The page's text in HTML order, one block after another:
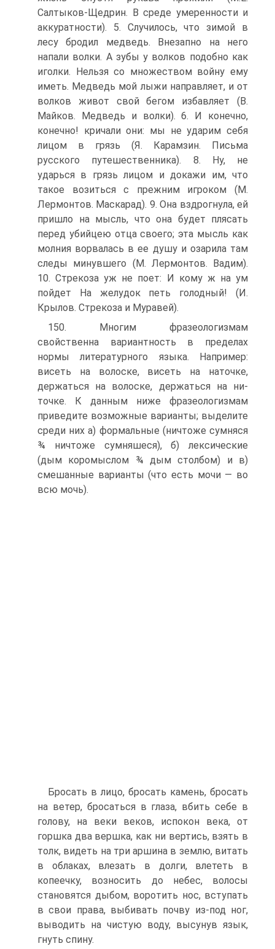
Салтыков-Щедрин. В среде умеренности и
аккуратности). 5. Случилось, что зимой в
лесу бродил медведь. Внезапно на него
напали волки. А зубы у вол­ков подобно как
иголки. Нельзя со множеством войну ему
иметь. Медведь мой лыжи направляет, и от
волков живот свой бегом избавляет (В.
Майков. Медведь и вол­ки). 6. И конечно,
конечно! кричали они: мы не ударим себя
лицом в грязь (Я. Карамзин. Письма
русского пу­тешественника). 8. Ну, не
ударься в грязь лицом и дока­жи им, что
такое возиться с прежним игроком (М.
Лермонтов. Маскарад). 9. Она вздрогнула, ей
пришло на мысль, что она будет плясать
перед убийцею отца сво­его; эта мысль как
молния ворвалась в ее душу и озарила там
следы минувшего (М. Лермонтов. Вадим).
10. Стрекоза уж не поет: И кому ж на ум
пойдет На же­лудок петь голодный! (И.
Крылов. Стрекоза и Муравей).
150. Многим фразеологизмам
свойственна вариантность в пре­делах
нормы литературного языка. Например:
висеть на волоске, висеть на наточке,
держаться на волоске, держаться на ни­
точке. К данным ниже фразеологизмам
приведите возможные ва­рианты; выделите
среди них а) формальные (ничтоже сумняся
¾ ничтоже сумняшеся), б) лексические
(дым коромыслом ¾ дым столбом) и в)
смешанные варианты (что есть мочи — во
всю мочь).
Бросать в лицо, бросать камень, бросать
на ветер, бросаться в глаза, вбить себе в
голову, на веки веков, испокон века, от
горшка два вершка, как ни вертись, взять в
толк, видеть на три аршина в землю, витать
в об­лаках, влезать в долги, влететь в
копеечку, возносить до небес, волосы
становятся дыбом, воротить нос, вступать
в свои права, выбивать почву из-под ног,
выводить на чистую воду, высунув язык,
гнуть спину.